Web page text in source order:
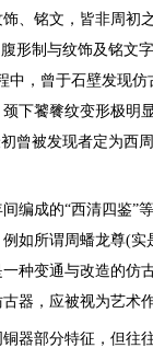
、铭文，皆非周初
形制与纹饰及铭文
中，曾于石壁发现
下饕餮纹变形极明
曾被发现者定为西
编成的“西清四鉴”
如所谓周蟠龙尊(实
种变通与改造的仿
器，应被视为艺术作
器部分特征，但往